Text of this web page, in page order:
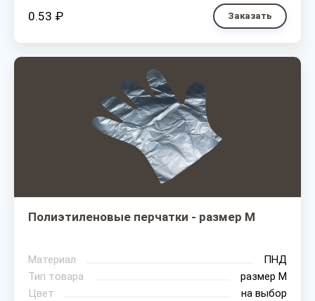
0.53 ₽ Заказать
Полиэтиленовые перчатки - размер M
Материал
ПНД
Тип товара
размер М
Цвет
на выбор